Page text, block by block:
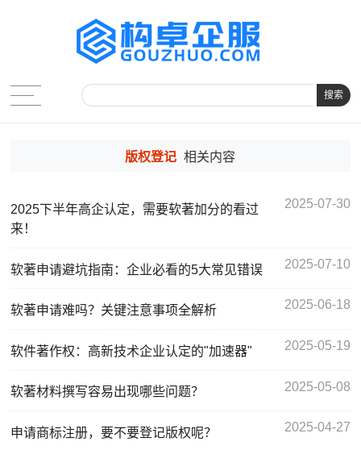
搜索
版权登记 相关内容
2025下半年高企认定，需要软著加分的看过
来！
2025-07-30
软著申请避坑指南：企业必看的5大常见错误 2025-07-10
软著申请难吗？关键注意事项全解析 2025-06-18
软件著作权：高新技术企业认定的"加速器" 2025-05-19
软著材料撰写容易出现哪些问题？ 2025-05-08
申请商标注册，要不要登记版权呢？ 2025-04-27